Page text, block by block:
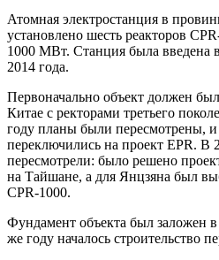
Атомная электростанция в
установлено шесть реакторов
1000 МВт. Станция была введена
2014 года.
Первоначально объект должен
Китае с ректорами третьего
году планы были пересмотрены, и
переключились на проект EPR. В
пересмотрели: было решено
на Тайшане, а для Янцзяна был
CPR-1000.
Фундамент объекта был заложен
же году началось строительство